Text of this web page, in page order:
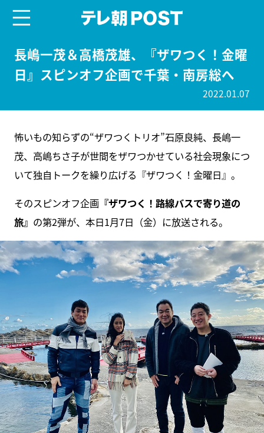
長嶋一茂＆高橋茂雄、『ザワつく！金曜
日』スピンオフ企画で千葉・南房総へ
2022.01.07
怖いもの知らずの“ザワつくトリオ”石原良純、長嶋一
茂、高嶋ちさ子が世間をザワつかせている社会現象につ
いて独自トークを繰り広げる『ザワつく！金曜日』。
そのスピンオフ企画『ザワつく！路線バスで寄り道の
旅』 の第2弾が、本日1月7日（金）に放送される。